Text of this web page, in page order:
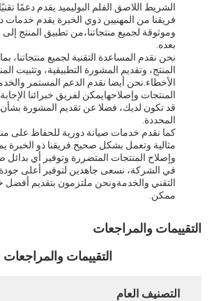
الشريط اللاصق الفلم البوليميد يقدم دعمًا
فريقنا من المهنيين ذوي الخبرة يقدم
وموثوقة لجميع منتجاتنا،من تطبيق المنتج إلى
بعده.
نحن نقدم المساعدة التقنية لجميع منتجاتنا،
المنتج، وتقديم المشورة التطبيقية، وتثبيت
الأخطاء.نحن أيضا نقدم الدعم المستمر
المنتجات وإصلاحهايمكن لفريق خبرائنا
قد تكون لديك، فضلا عن تقديم المشورة بشأن
المحددة.
كما نقدم خدمات صيانة دورية للحفاظ على
مثالية وتعمل بشكل صحيح.فريقنا ذو الخبرة
وإصلاح المنتجات المتضررة وتوفير أي بدائل
في الشركة، نسعى جاهدين لتوفير أعلى
التقني والخدمةونحن ملتزمون بتقديم أفضل
ممكن.
التقييمات والمراجعات
التقييمات والمراجعات
التصنيف العام